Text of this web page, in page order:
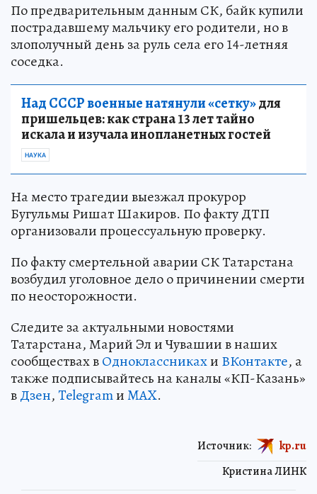
По предварительным данным СК, байк купили
пострадавшему мальчику его родители, но в
злополучный день за руль села его 14-летняя
соседка.
Над СССР военные натянули «сетку»для
пришельцев: как страна 13 лет тайно
искала и изучала инопланетных гостей
НАУКА
На место трагедии выезжал прокурор
Бугульмы Ришат Шакиров. По факту ДТП
организовали процессуальную проверку.
По факту смертельной аварии СК Татарстана
возбудил уголовное дело о причинении смерти
по неосторожности.
Следите за актуальными новостями
Татарстана, Марий Эл и Чувашии в наших
сообществах вОдноклассникахи ВКонтакте, а
также подписывайтесь на каналы «КП-Казань»
вДзен,TelegramиMAX.
Кристина ЛИНК
Источник: kp.ru